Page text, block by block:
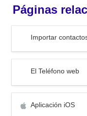
Páginas
Importar
El Teléfono web
Aplicación iOS